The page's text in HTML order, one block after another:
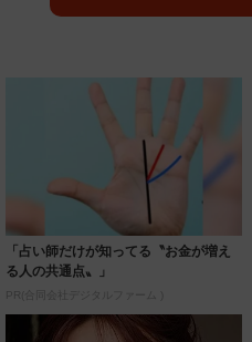
「占い師だけが知ってる〝お金が増え
る人の共通点〟」
PR(合同会社デジタルファーム )